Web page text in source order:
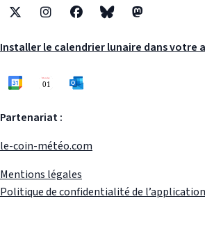
X InstagramFacebookBlueskyMastodon
Installer le calendrier lunaire dans votre
Partenariat :
le-coin-météo.com
Mentions légales
Politique de confidentialité de l’application